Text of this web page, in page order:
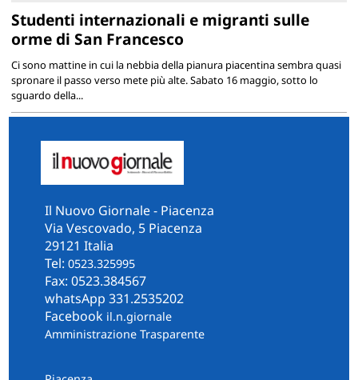
Studenti internazionali e migranti sulle
orme di San Francesco
Ci sono mattine in cui la nebbia della pianura piacentina sembra quasi
spronare il passo verso mete più alte. Sabato 16 maggio, sotto lo
sguardo della...
Il Nuovo Giornale - Piacenza
Via Vescovado, 5 Piacenza
29121 Italia
Tel: 0523.325995
Fax: 0523.384567
whatsApp 331.2535202
Facebook il.n.giornale
Amministrazione Trasparente